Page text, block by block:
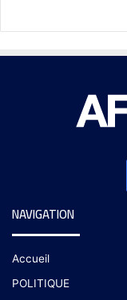
NAVIGATION
Accueil
POLITIQUE